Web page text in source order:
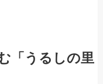
「うるしの里